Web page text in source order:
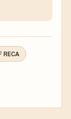
RECA